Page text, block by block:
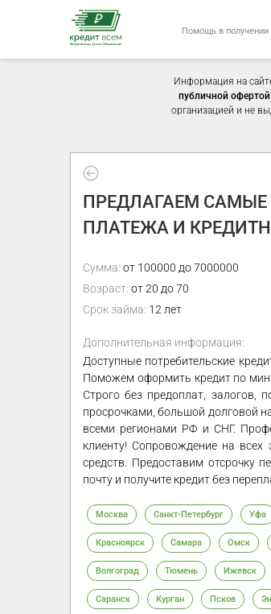
Помощь в получении
Информация на
публичной офертой
организацией и не
ПРЕДЛАГАЕМ САМЫЕ
ПЛАТЕЖА И
Сумма: от 100000 до 7000000
Возраст: от 20 до 70
Срок займа: 12 лет
Дополнительная информация:
Доступные потребительские
Поможем оформить кредит по
Строго без предоплат,
просрочками, большой долговой
всеми регионами РФ и СНГ.
клиенту! Сопровождение на
средств. Предоставим отсрочку
почту и получите кредит без
Москва Санкт-Петербург Уфа
Красноярск Самара Омск
Волгоград Тюмень Ижевск
Саранск Курган Псков